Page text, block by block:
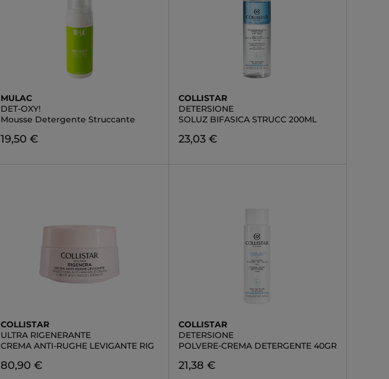
MULAC
DET-OXY!
Mousse Detergente Struccante
19,50 €
COLLISTAR
DETERSIONE
SOLUZ BIFASICA STRUCC 200ML
23,03 €
COLLISTAR
ULTRA RIGENERANTE
CREMA ANTI-RUGHE LEVIGANTE RIG
80,90 €
COLLISTAR
DETERSIONE
POLVERE-CREMA DETERGENTE 40GR
21,38 €